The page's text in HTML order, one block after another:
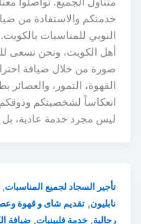
خدمتكم والاستفادة من
النوبي للمناسبات
أهل الكويت، ونحن نسعى
صورة من خلال ضيافة
القهوة، التمور، والعصائر
انعكاساً لشخصيتكم وذوقكم
ليس مجرد خدمة عادية، بل
تأجير السجاد لجميع المناسبات,
نابليون,تقديم شاى و قهوة
رجالية,خدمة فلبينيات,ضيافة